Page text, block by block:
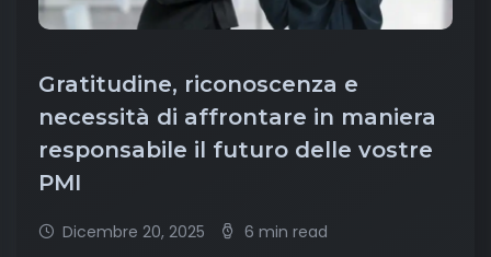
Gratitudine, riconoscenza e
necessità di affrontare in maniera
responsabile il futuro delle vostre
PMI
Dicembre 20, 2025 6 min read